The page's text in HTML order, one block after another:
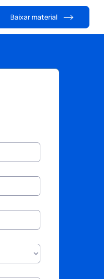
Baixar material